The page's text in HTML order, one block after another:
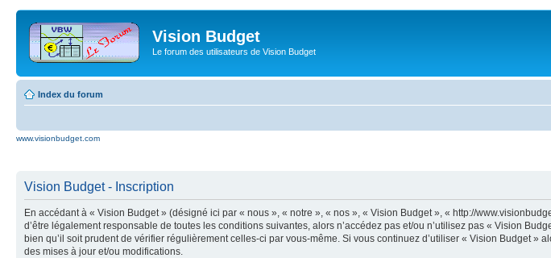
Vision Budget
Le forum des utilisateurs de Vision Budget
Index du forum
www.visionbudget.com
Vision Budget - Inscription
En accédant à « Vision Budget » (désigné ici par « nous », « notre », « nos », « Vision Budget », « http://
d’être légalement responsable de toutes les conditions suivantes, alors n’accédez pas et/ou n’utilisez pas « Vision
bien qu’il soit prudent de vérifier régulièrement celles-ci par vous-même. Si vous continuez d’utiliser « Vision Budget
des mises à jour et/ou modifications.